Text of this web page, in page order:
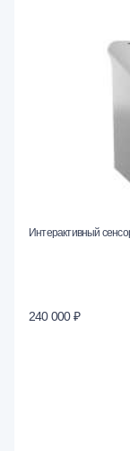
Интерактивный
240 000 ₽